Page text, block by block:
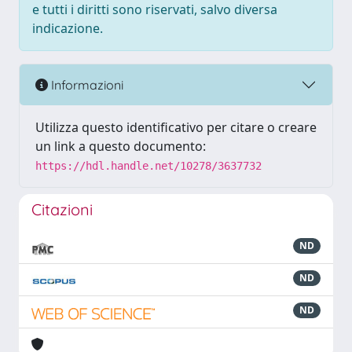
e tutti i diritti sono riservati, salvo diversa
indicazione.
Informazioni
Utilizza questo identificativo per citare o creare
un link a questo documento:
https://hdl.handle.net/10278/3637732
Citazioni
ND
ND
ND